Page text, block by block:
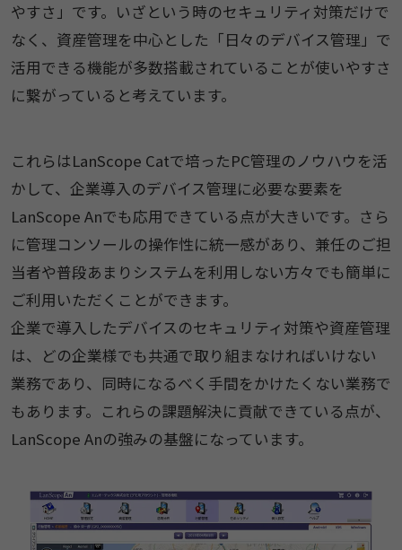
やすさ」です。いざという時のセキュリティ対策だけで
なく、資産管理を中心とした「日々のデバイス管理」で
活用できる機能が多数搭載されていることが使いやすさ
に繋がっていると考えています。
これらはLanScope Catで培ったPC管理のノウハウを活
かして、企業導入のデバイス管理に必要な要素を
LanScope Anでも応用できている点が大きいです。さら
に管理コンソールの操作性に統一感があり、兼任のご担
当者や普段あまりシステムを利用しない方々でも簡単に
ご利用いただくことができます。
企業で導入したデバイスのセキュリティ対策や資産管理
は、どの企業様でも共通で取り組まなければいけない
業務であり、同時になるべく手間をかけたくない業務で
もあります。これらの課題解決に貢献できている点が、
LanScope Anの強みの基盤になっています。